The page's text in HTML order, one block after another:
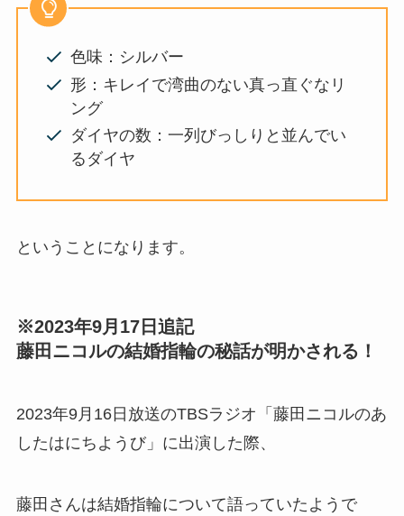
色味：シルバー
形：キレイで湾曲のない真っ直ぐなリ
ング
ダイヤの数：一列びっしりと並んでい
るダイヤ
ということになります。
※2023年9月17日追記
藤田ニコルの結婚指輪の秘話が明かされる！
2023年9月16日放送のTBSラジオ「藤田ニコルのあ
したはにちようび」に出演した際、
藤田さんは結婚指輪について語っていたようで